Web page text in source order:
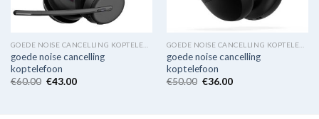
goede noise cancelling
koptelefoon
€60.00 €43.00
goede noise cancelling
koptelefoon
€50.00 €36.00